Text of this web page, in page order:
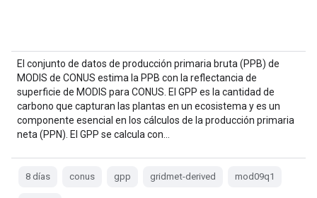
El conjunto de datos de producción primaria bruta (PPB) de
MODIS de CONUS estima la PPB con la reflectancia de
superficie de MODIS para CONUS. El GPP es la cantidad de
carbono que capturan las plantas en un ecosistema y es un
componente esencial en los cálculos de la producción primaria
neta (PPN). El GPP se calcula con…
8 días conus gpp gridmet-derived mod09q1